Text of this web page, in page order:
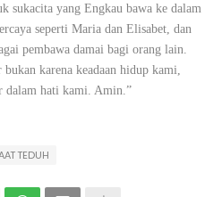
sukacita yang Engkau bawa ke dalam
seperti Maria dan Elisabet, dan
pembawa damai bagi orang lain.
karena keadaan hidup kami,
dalam hati kami. Amin.”
TEDUH